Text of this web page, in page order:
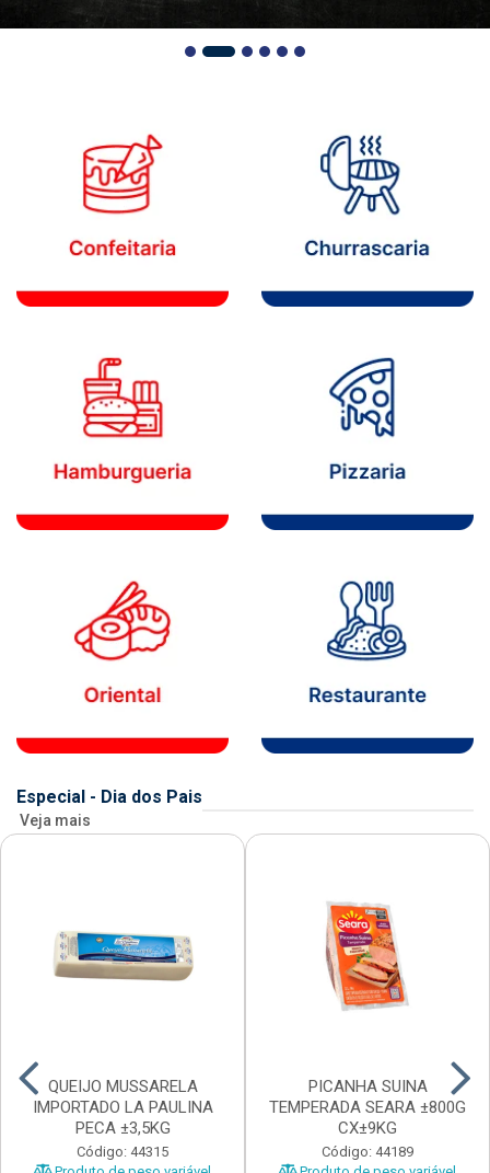
Especial - Dia dos Pais
Veja mais
QUEIJO MUSSARELA
IMPORTADO LA PAULINA
PECA ±3,5KG
Código: 44315
PICANHA SUINA
TEMPERADA SEARA ±800G
CX±9KG
Código: 44189